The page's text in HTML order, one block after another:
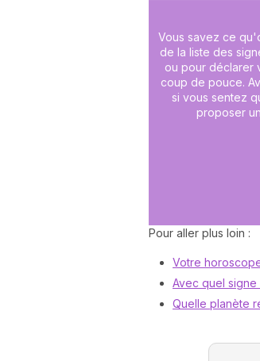
Vous savez ce
de la liste des
ou pour déclarer
coup de pouce.
si vous sentez
proposer
Pour aller plus loin :
Votre
Avec quel
Quelle planète